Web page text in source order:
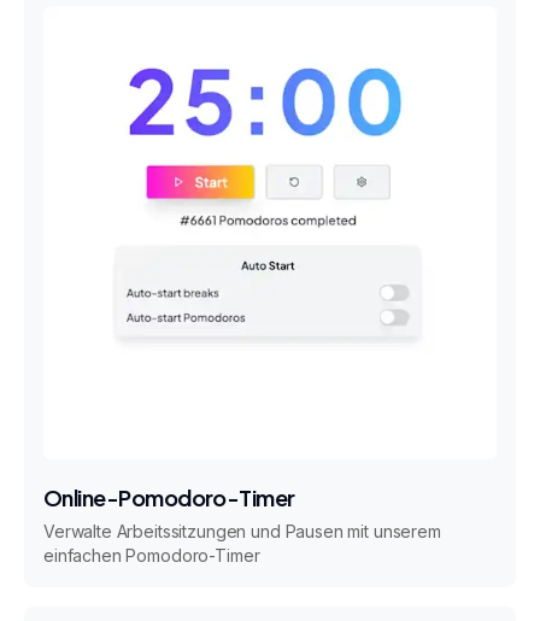
Online-Pomodoro-Timer
Verwalte Arbeitssitzungen und Pausen mit unserem
einfachen Pomodoro-Timer